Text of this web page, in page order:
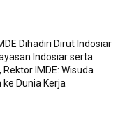
Dihadiri Dirut Indosiar
Indosiar serta
Rektor IMDE: Wisuda
Dunia Kerja